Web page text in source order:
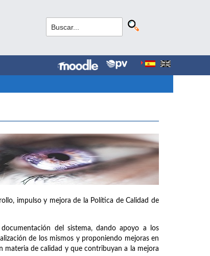
impulso y mejora de la Política de Calidad de
del sistema, dando apoyo a los
de los mismos y proponiendo mejoras en
materia de calidad y que contribuyan a la mejora